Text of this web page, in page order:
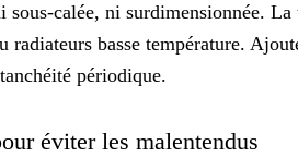
calée, ni surdimensionnée.
radiateurs basse température.
périodique.
éviter les malentendus